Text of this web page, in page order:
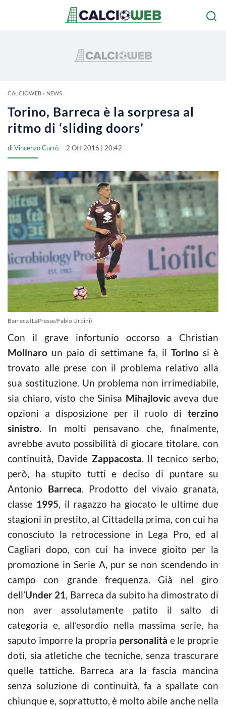
CALCIOWEB» NEWS
Torino, Barreca è la sorpresa al
ritmo di ‘sliding doors’
diVincenzo Currò 2 Ott 2016 | 20:42
Barreca (LaPresse/Fabio Urbini)
Con il grave infortunio occorso a Christian
Molinaro un paio di settimane fa, il Torinosi è
trovato alle prese con il problema relativo alla
sua sostituzione. Un problema non irrimediabile,
sia chiaro, visto che Sinisa Mihajlovicaveva due
opzioni a disposizione per il ruolo di terzino
sinistro. In molti pensavano che, finalmente,
avrebbe avuto possibilità di giocare titolare, con
continuità, Davide Zappacosta. Il tecnico serbo,
però, ha stupito tutti e deciso di puntare su
Antonio Barreca. Prodotto del vivaio granata,
classe 1995, il ragazzo ha giocato le ultime due
stagioni in prestito, al Cittadella prima, con cui ha
conosciuto la retrocessione in Lega Pro, ed al
Cagliari dopo, con cui ha invece gioito per la
promozione in Serie A, pur se non scendendo in
campo con grande frequenza. Già nel giro
dell’Under 21, Barreca da subito ha dimostrato di
non aver assolutamente patito il salto di
categoria e, all’esordio nella massima serie, ha
saputo imporre la propria personalità e le proprie
doti, sia atletiche che tecniche, senza trascurare
quelle tattiche. Barreca ara la fascia mancina
senza soluzione di continuità, fa a spallate con
chiunque e, soprattutto, è molto abile anche nella